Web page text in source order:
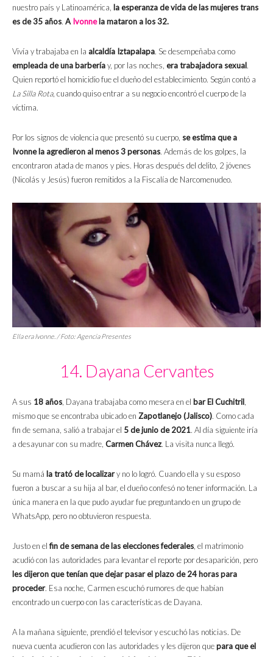
nuestro país y Latinoamérica, la esperanza de vida de las mujeres trans
es de 35 años. A Ivonnela mataron a los 32.
Vivía y trabajaba en la alcaldía Iztapalapa. Se desempeñaba como
empleada de una barberíay, por las noches, era trabajadora sexual.
Quien reportó el homicidio fue el dueño del establecimiento. Según contó a
La Silla Rota, cuando quiso entrar a su negocio encontró el cuerpo de la
víctima.
Por los signos de violencia que presentó su cuerpo, se estima que a
Ivonne la agredieron al menos 3 personas. Además de los golpes, la
encontraron atada de manos y pies. Horas después del delito, 2 jóvenes
(Nicolás y Jesús) fueron remitidos a la Fiscalía de Narcomenudeo.
Ella era Ivonne. / Foto: Agencia Presentes
14. Dayana Cervantes
A sus 18 años , Dayana trabajaba como mesera en el bar El Cuchitril
mismo que se encontraba ubicado en Zapotlanejo (Jalisco). Como cada
fin de semana, salió a trabajar el 5 de junio de 2021. Al día siguiente iría
a desayunar con su madre, Carmen Chávez. La visita nunca llegó.
Su mamá la trató de localizary no lo logró. Cuando ella y su esposo
fueron a buscar a su hija al bar, el dueño confesó no tener información. La
única manera en la que pudo ayudar fue preguntando en un grupo de
WhatsApp, pero no obtuvieron respuesta.
Justo en elfin de semana de las elecciones federales , el matrimonio
acudió con las autoridades para levantar el reporte por desaparición, pero
les dijeron que tenían que dejar pasar el plazo de 24 horas para
proceder. Esa noche, Carmen escuchó rumores de que habían
encontrado un cuerpo con las características de Dayana.
A la mañana siguiente, prendió el televisor y escuchó las noticias. De
nueva cuenta acudieron con las autoridades y les dijeron quepara que el